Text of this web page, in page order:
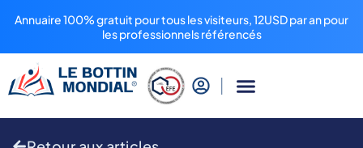
Annuaire 100% gratuit pour tous les visiteurs, 12USD par an pour
les professionnels référencés